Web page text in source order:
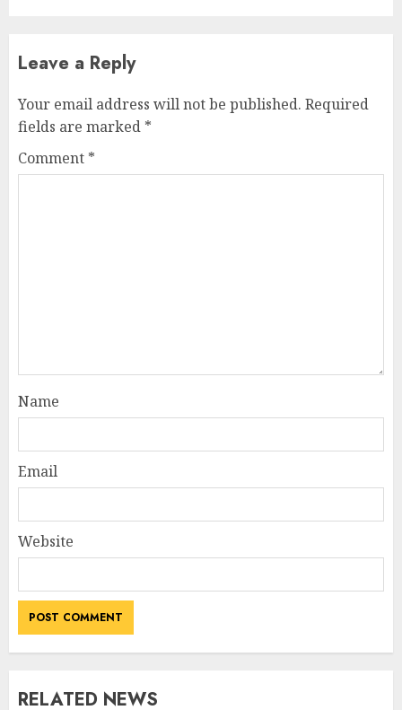
Leave a Reply
Your email address will not be published. Required
fields are marked *
Comment *
Name
Email
Website
RELATED NEWS